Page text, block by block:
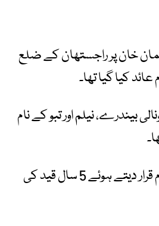
سلمان خان پر راجستھان کے ضلع
نیلم اور تبو کے نام
اپریل 2018 میں جودھ پور کی ایک عدالت نے سلمان خان کو مجرم قرار دیتے ہوئے 5 سال قید کی